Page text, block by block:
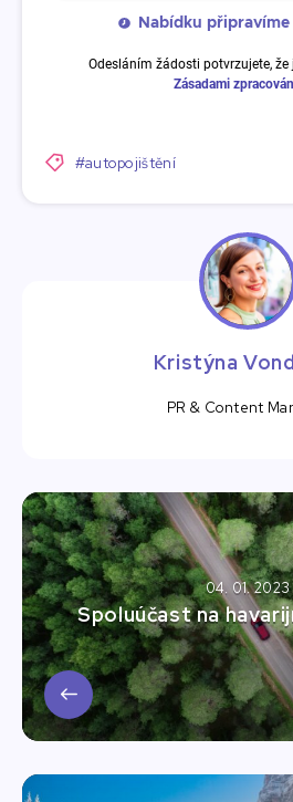
#autopojištění
Kristýna
PR & Content
04. 01. 2023
Spoluúčast na